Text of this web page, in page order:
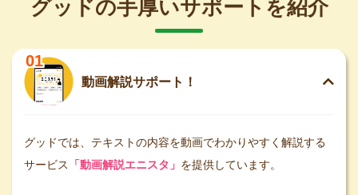
グッドの手厚いサポートを紹介
01
動画解説サポート！
グッドでは、テキストの内容を動画でわかりやすく解説する
サービス 「動画解説エニスタ」 を提供しています。